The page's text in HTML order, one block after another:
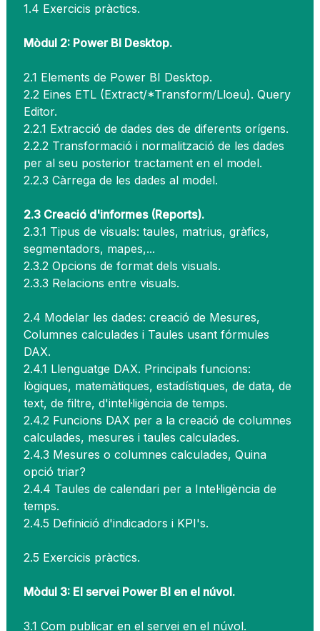
1.4 Exercicis pràctics.
Mòdul 2: Power BI Desktop.
2.1 Elements de Power BI Desktop.
2.2 Eines ETL (Extract/*Transform/Lloeu). Query
Editor.
2.2.1 Extracció de dades des de diferents orígens.
2.2.2 Transformació i normalització de les dades
per al seu posterior tractament en el model.
2.2.3 Càrrega de les dades al model.
2.3 Creació d'informes (Reports).
2.3.1 Tipus de visuals: taules, matrius, gràfics,
segmentadors, mapes,...
2.3.2 Opcions de format dels visuals.
2.3.3 Relacions entre visuals.
2.4 Modelar les dades: creació de Mesures,
Columnes calculades i Taules usant fórmules
DAX.
2.4.1 Llenguatge DAX. Principals funcions:
lògiques, matemàtiques, estadístiques, de data, de
text, de filtre, d'intel·ligència de temps.
2.4.2 Funcions DAX per a la creació de columnes
calculades, mesures i taules calculades.
2.4.3 Mesures o columnes calculades, Quina
opció triar?
2.4.4 Taules de calendari per a Intel·ligència de
temps.
2.4.5 Definició d'indicadors i KPI's.
2.5 Exercicis pràctics.
Mòdul 3: El servei Power BI en el núvol.
3.1 Com publicar en el servei en el núvol.